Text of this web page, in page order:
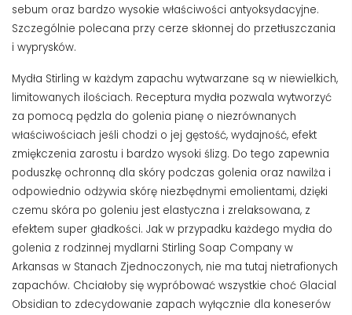
sebum oraz bardzo wysokie właściwości antyoksydacyjne.
Szczególnie polecana przy cerze skłonnej do przetłuszczania
i wyprysków.
Mydła Stirling w każdym zapachu wytwarzane są w niewielkich,
limitowanych ilościach. Receptura mydła pozwala wytworzyć
za pomocą pędzla do golenia pianę o niezrównanych
właściwościach jeśli chodzi o jej gęstość, wydajność, efekt
zmiękczenia zarostu i bardzo wysoki ślizg. Do tego zapewnia
poduszkę ochronną dla skóry podczas golenia oraz nawilża i
odpowiednio odżywia skórę niezbędnymi emolientami, dzięki
czemu skóra po goleniu jest elastyczna i zrelaksowana, z
efektem super gładkości. Jak w przypadku każdego mydła do
golenia z rodzinnej mydlarni Stirling Soap Company w
Arkansas w Stanach Zjednoczonych, nie ma tutaj nietrafionych
zapachów. Chciałoby się wypróbować wszystkie choć Glacial
Obsidian to zdecydowanie zapach wyłącznie dla koneserów